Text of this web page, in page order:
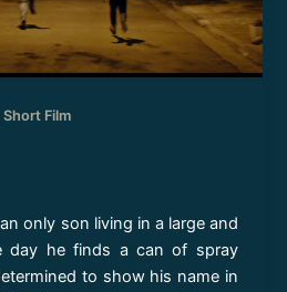
Short Film
only son living in a large and
day he finds a can of spray
to show his name in